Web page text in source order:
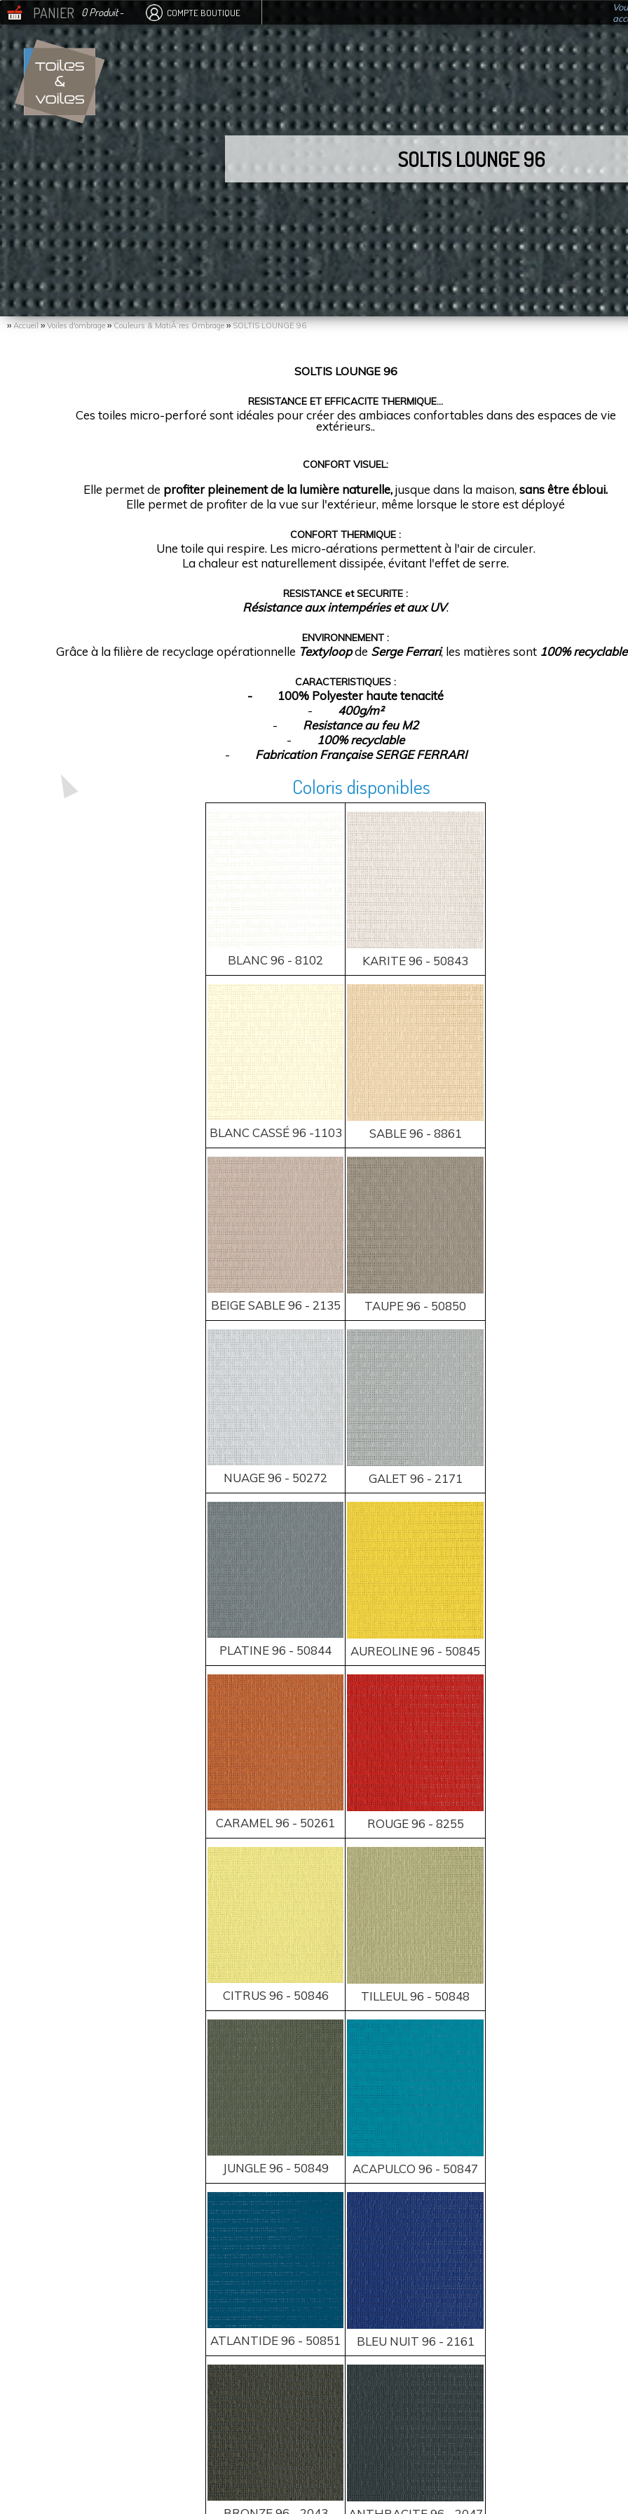
PANIER 0 Produit- COMPTE BOUTIQUE
›› Accueil››Voiles d'ombrage››Couleurs & MatiÃ¨res Ombrage››SOLTIS LOUNGE 96
SOLTIS LOUNGE 96
SOLTIS LOUNGE 96
RESISTANCE ET EFFICACITE THERMIQUE…
Ces toiles micro-perforé sont idéales pour créer des ambiaces confortables dans des espaces de vie
extérieurs..
CONFORT VISUEL:
Elle permet de profiter pleinement de la lumière naturelle,jusque dans la maison,sans être ébloui.
Elle permet de profiter de la vue sur l'extérieur, même lorsque le store est déployé
CONFORT THERMIQUE :
Une toile qui respire. Les micro-aérations permettent à l'air de circuler.
La chaleur est naturellement dissipée, évitant l'effet de serre.
RESISTANCE et SECURITE :
Résistance aux intempéries et aux UV.
ENVIRONNEMENT :
Grâce à la filière de recyclage opérationnelle Textyloopde Serge Ferrari, les matières sont 100%
CARACTERISTIQUES :
- 100% Polyester haute tenacité
- 400g/m²
- Resistance au feuM2
- 100% recyclable
- Fabrication Française SERGE FERRARI
Coloris disponibles
BLANC 96 - 8102 KARITE 96 - 50843
BLANC CASSÉ 96 -1103 SABLE 96 - 8861
BEIGE SABLE 96 - 2135 TAUPE 96 - 50850
NUAGE 96 - 50272 GALET 96 - 2171
PLATINE 96 - 50844 AUREOLINE 96 - 50845
CARAMEL 96 - 50261 ROUGE 96 - 8255
CITRUS 96 - 50846 TILLEUL 96 - 50848
JUNGLE 96 - 50849 ACAPULCO 96 - 50847
ATLANTIDE 96 - 50851 BLEU NUIT 96 - 2161